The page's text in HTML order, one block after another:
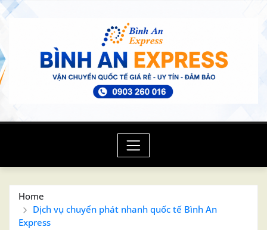
Skip
Home
Dịch vụ chuyển phát nhanh quốc tế Bình An
Express